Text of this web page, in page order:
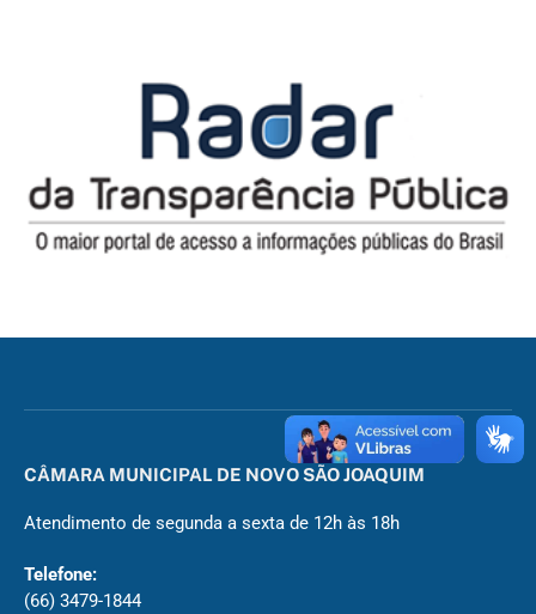
CÂMARA MUNICIPAL DE NOVO SÃO JOAQUIM
Atendimento de segunda a sexta de 12h às 18h
Telefone:
(66) 3479-1844